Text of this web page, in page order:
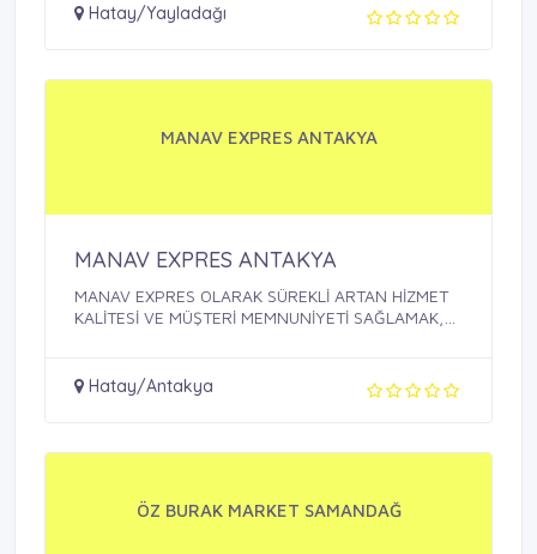
Hatay/Yayladağı
MANAV EXPRES ANTAKYA
MANAV EXPRES ANTAKYA
MANAV EXPRES OLARAK SÜREKLİ ARTAN HİZMET
KALİTESİ VE MÜŞTERİ MEMNUNİYETİ SAĞLAMAK,
Hatay/Antakya
ÖZ BURAK MARKET SAMANDAĞ